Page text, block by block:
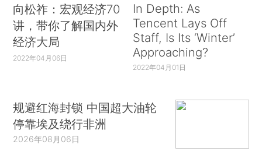
向松祚：宏观经济70
讲，带你了解国内外
经济大局
2022年04月06日
In Depth: As
Tencent Lays Off
Staff, Is Its ‘Winter’
Approaching?
2022年04月01日
规避红海封锁 中国超大油轮
停靠埃及绕行非洲
2026年08月06日